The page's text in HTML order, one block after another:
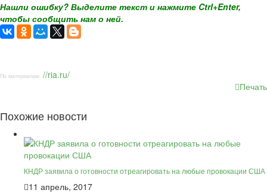
Нашли ошибку? Выделите текст и нажмите Ctrl+Enter,
чтобы сообщить нам о ней.
По материалам: //ria.ru/
Печать
Похожие новости
КНДР заявила о готовности отреагировать на любые провокации США
11 апрель, 2017